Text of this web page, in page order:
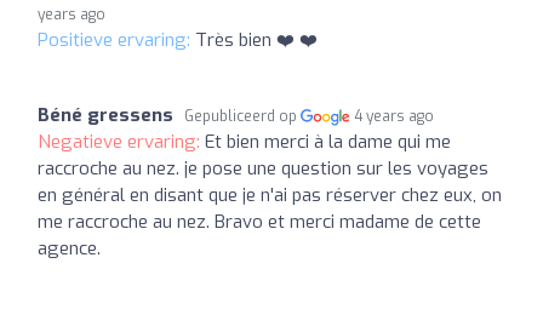
years ago
Positieve ervaring: Très bien ❤️ ❤️
Béné gressens Gepubliceerd op 4 years ago
Negatieve ervaring: Et bien merci à la dame qui me
raccroche au nez. je pose une question sur les voyages
en général en disant que je n'ai pas réserver chez eux, on
me raccroche au nez. Bravo et merci madame de cette
agence.